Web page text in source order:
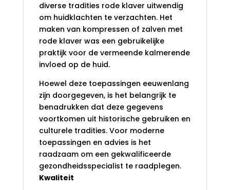
diverse tradities rode klaver uitwendig
om huidklachten te verzachten. Het
maken van kompressen of zalven met
rode klaver was een gebruikelijke
praktijk voor de vermeende kalmerende
invloed op de huid.
Hoewel deze toepassingen eeuwenlang
zijn doorgegeven, is het belangrijk te
benadrukken dat deze gegevens
voortkomen uit historische gebruiken en
culturele tradities. Voor moderne
toepassingen en advies is het
raadzaam om een gekwalificeerde
gezondheidsspecialist te raadplegen.
Kwaliteit